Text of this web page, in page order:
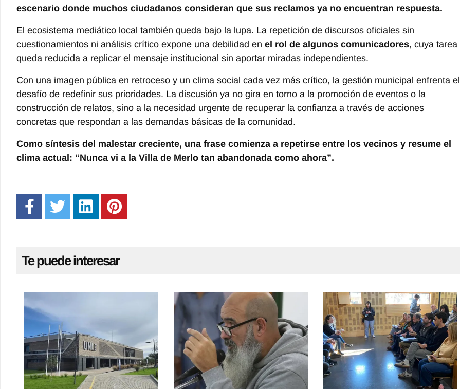
escenario donde muchos ciudadanos consideran que sus reclamos ya no encuentran respuesta.
El ecosistema mediático local también queda bajo la lupa. La repetición de discursos oficiales sin
cuestionamientos ni análisis crítico expone una debilidad en el rol de algunos comunicadores, cuya tarea
queda reducida a replicar el mensaje institucional sin aportar miradas independientes.
Con una imagen pública en retroceso y un clima social cada vez más crítico, la gestión municipal enfrenta el
desafío de redefinir sus prioridades. La discusión ya no gira en torno a la promoción de eventos o la
construcción de relatos, sino a la necesidad urgente de recuperar la confianza a través de acciones
concretas que respondan a las demandas básicas de la comunidad.
Como síntesis del malestar creciente, una frase comienza a repetirse entre los vecinos y resume el
clima actual: “Nunca vi a la Villa de Merlo tan abandonada como ahora”.
Te puede interesar